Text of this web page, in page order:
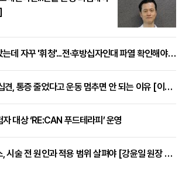
무릎 통증 가라앉았는데 자꾸 '휘청'...전·후방십자인대 파열 확인해야 [곽우경 원장 칼럼]
팔 들기 어려운 오십견, 통증 줄었다고 운동 멈추면 안 되는 이유 [이병욱 원장 칼럼]
대상 ‘RE:CAN 푸드테라피’ 운영
손발 다한증 보톡스, 시술 전 원인과 적용 범위 살펴야 [강윤일 원장 칼럼]